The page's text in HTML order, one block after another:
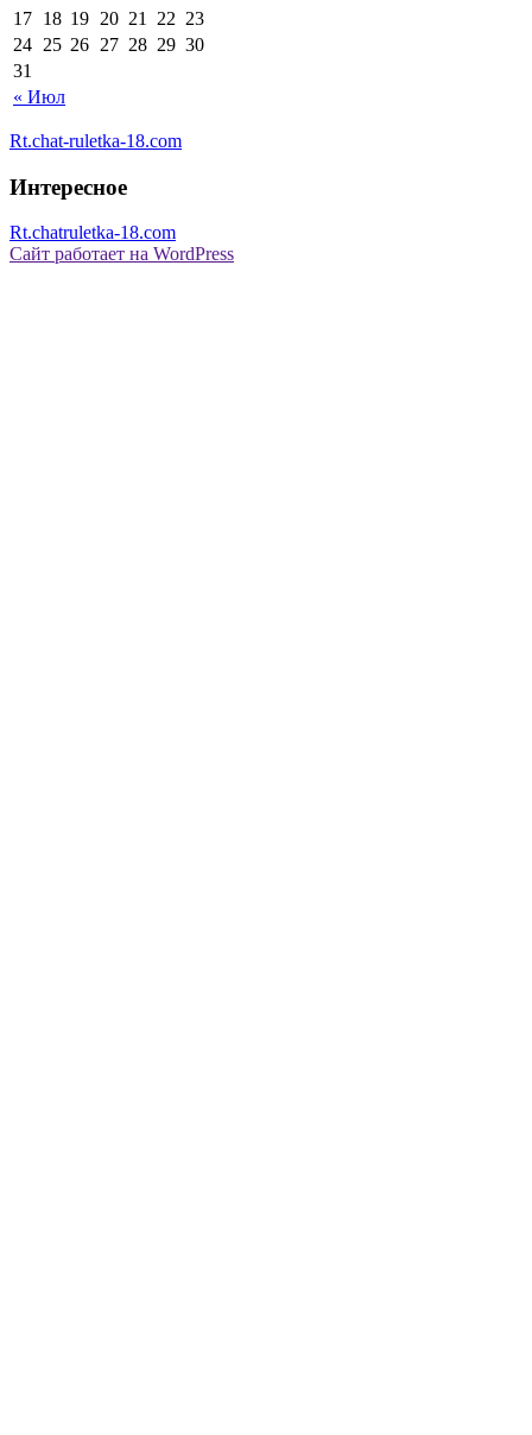
« Июл
17 18 19 20 21 22 23
24 25 26 27 28 29 30
31
Rt.chat-ruletka-18.com
Интересное
Rt.chatruletka-18.com
Сайт работает на WordPress